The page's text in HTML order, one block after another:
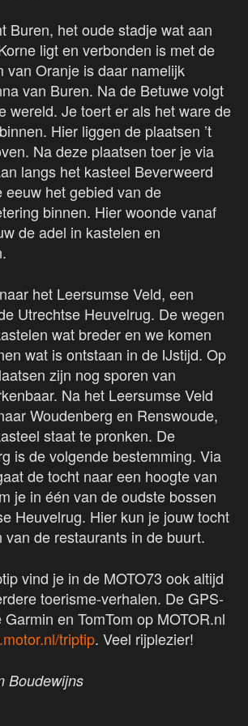
Buren, het oude stadje wat aan
ligt en verbonden is met de
van Oranje is daar namelijk
van Buren. Na de Betuwe volgt
wereld. Je toert er als het ware de
Hier liggen de plaatsen ’t
Na deze plaatsen toer je via
langs het kasteel Beverweerd
eeuw het gebied van de
binnen. Hier woonde vanaf
de adel in kastelen en
het Leersumse Veld, een
Utrechtse Heuvelrug. De wegen
wat breder en we komen
wat is ontstaan in de IJstijd. Op
zijn nog sporen van
Na het Leersumse Veld
Woudenberg en Renswoude,
staat te pronken. De
is de volgende bestemming. Via
de tocht naar een hoogte van
je in één van de oudste bossen
Heuvelrug. Hier kun je jouw tocht
van de restaurants in de buurt.
vind je in de MOTO73 ook altijd
toerisme-verhalen. De GPS-
en TomTom op MOTOR.nl
triptip. Veel rijplezier!
Boudewijns